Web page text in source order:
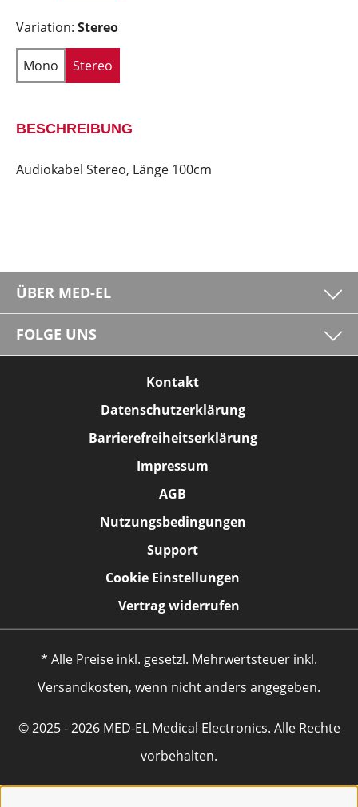
Variation: Stereo
Mono Stereo
BESCHREIBUNG
Audiokabel Stereo, Länge 100cm
ÜBER MED-EL
FOLGE UNS
Kontakt
Datenschutzerklärung
Barrierefreiheitserklärung
Impressum
AGB
Nutzungsbedingungen
Support
Cookie Einstellungen
Vertrag widerrufen
* Alle Preise inkl. gesetzl. Mehrwertsteuer inkl.
Versandkosten, wenn nicht anders angegeben.
© 2025 - 2026 MED-EL Medical Electronics. Alle Rechte
vorbehalten.